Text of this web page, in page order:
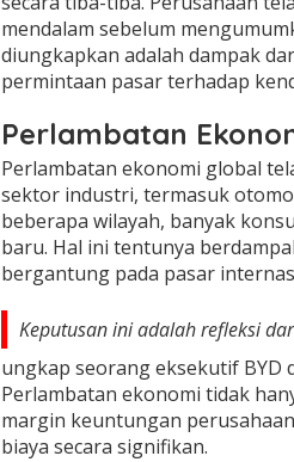
mendalam sebelum
diungkapkan adalah dampak
permintaan pasar terhadap
Perlambatan
Perlambatan ekonomi global
sektor industri, termasuk
beberapa wilayah, banyak
baru. Hal ini tentunya
bergantung pada pasar
Keputusan ini adalah refleksi
ungkap seorang eksekutif BYD
Perlambatan ekonomi tidak
margin keuntungan
biaya secara signifikan.